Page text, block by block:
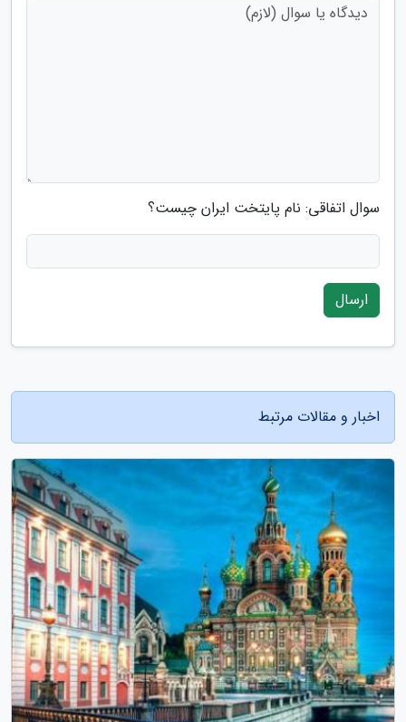
سوال اتفاقی: نام پایتخت ایران چیست؟
ارسال
اخبار و مقالات مرتبط